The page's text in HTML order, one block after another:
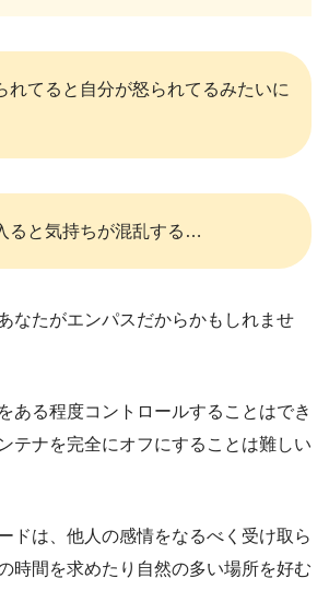
れてると自分が怒られてるみたいに
ると気持ちが混乱する…
なたがエンパスだからかもしれませ
ある程度コントロールすることはでき
テナを完全にオフにすることは難しい
ドは、他人の感情をなるべく受け取ら
時間を求めたり自然の多い場所を好む